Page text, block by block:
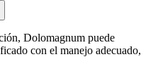
Dolomagnum puede
con el manejo adecuado,